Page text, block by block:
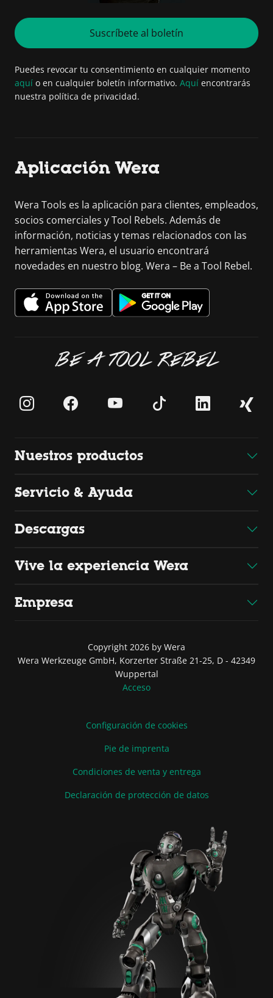
Suscríbete al boletín
Puedes revocar tu consentimiento en cualquier momento
aquí o en cualquier boletín informativo. Aquí encontrarás
nuestra política de privacidad.
Aplicación Wera
Wera Tools es la aplicación para clientes, empleados,
socios comerciales y Tool Rebels. Además de
información, noticias y temas relacionados con las
herramientas Wera, el usuario encontrará
novedades en nuestro blog. Wera – Be a Tool Rebel.
BE A TOOL REBEL
Nuestros productos
Servicio & Ayuda
Descargas
Vive la experiencia Wera
Empresa
Copyright 2026 by Wera
Wera Werkzeuge GmbH, Korzerter Straße 21-25, D - 42349
Wuppertal
Acceso
Configuración de cookies
Pie de imprenta
Condiciones de venta y entrega
Declaración de protección de datos